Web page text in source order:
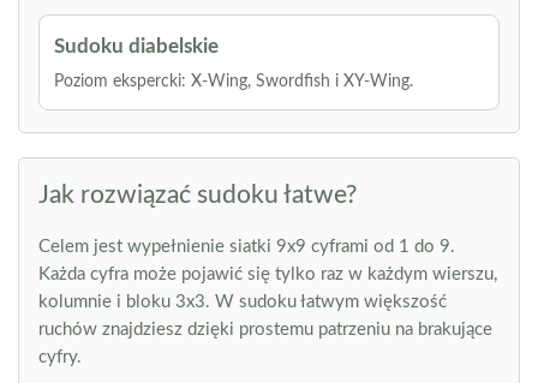
Sudoku diabelskie
Poziom ekspercki: X-Wing, Swordfish i XY-Wing.
Jak rozwiązać sudoku łatwe?
Celem jest wypełnienie siatki 9x9 cyframi od 1 do 9.
Każda cyfra może pojawić się tylko raz w każdym wierszu,
kolumnie i bloku 3x3. W sudoku łatwym większość
ruchów znajdziesz dzięki prostemu patrzeniu na brakujące
cyfry.